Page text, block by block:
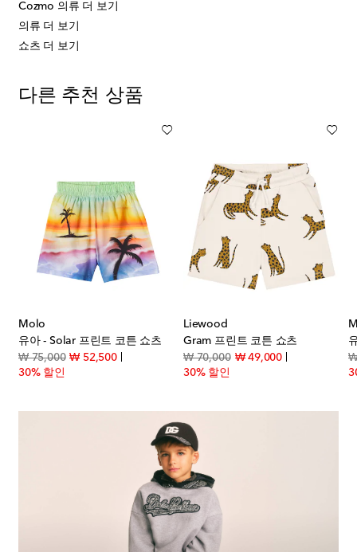
Cozmo 의류 더 보기
의류 더 보기
쇼츠 더 보기
다른 추천 상품
Molo
유아 - Solar 프린트 코튼 쇼츠
₩ 75,000original price
₩ 52,500discount price
30% 할인
Liewood
Gram 프린트 코튼 쇼츠
₩ 70,000original price
₩ 49,000discount price
30% 할인
₩